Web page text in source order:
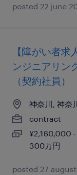
posted 22 june
【障がい者
ンジニアリン
（契約社員）
神奈川, 神奈
contract
¥2,160,000
300万円
posted 27